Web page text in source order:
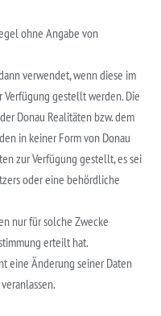
ohne Angabe von
verwendet, wenn diese im
gestellt werden. Die
Donau Realitäten bzw. dem
in keiner Form von Donau
zur Verfügung gestellt, es sei
oder eine behördliche
nur für solche Zwecke
erteilt hat.
eine Änderung seiner Daten